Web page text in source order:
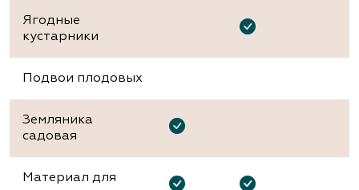
Ягодные
кустарники
Подвои плодовых
Земляника
садовая
Материал для